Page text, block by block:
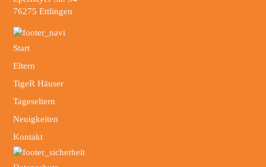
76275 Ettlingen
Start
Eltern
TigeR Häuser
Tageseltern
Neuigkeiten
Kontakt